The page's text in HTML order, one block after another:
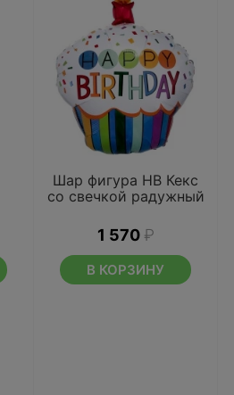
Шар фигура HB Кекс
со свечкой радужный
1 570 ₽
В КОРЗИНУ